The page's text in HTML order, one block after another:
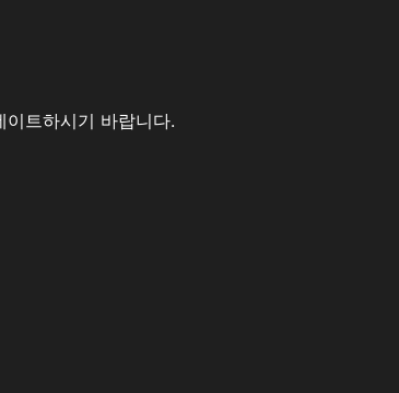
트하시기 바랍니다.